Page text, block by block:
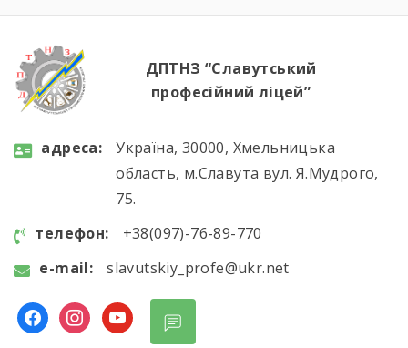
Вітаємо майбутніх кухарів і кондитерів із […]
ДПТНЗ “Славутський
професійний ліцей”
aдресa:
Україна, 30000, Хмельницька
область, м.Славута вул. Я.Мудрого,
75.
телефон:
+38(097)-76-89-770
e-mail:
slavutskiy_profe@ukr.net